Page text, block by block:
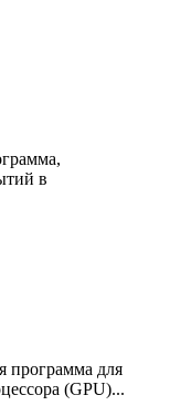
в
программа для
(GPU)...